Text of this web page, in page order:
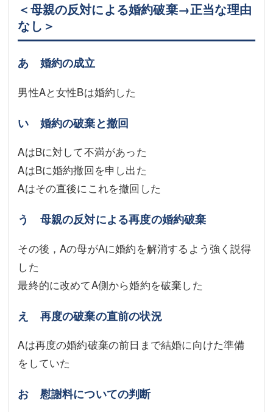
＜母親の反対による婚約破棄→正当な理由
なし＞
あ 婚約の成立
男性Aと女性Bは婚約した
い 婚約の破棄と撤回
AはBに対して不満があった
AはBに婚約撤回を申し出た
Aはその直後にこれを撤回した
う 母親の反対による再度の婚約破棄
その後，Aの母がAに婚約を解消するよう強く説得
した
最終的に改めてA側から婚約を破棄した
え 再度の破棄の直前の状況
Aは再度の婚約破棄の前日まで結婚に向けた準備
をしていた
お 慰謝料についての判断